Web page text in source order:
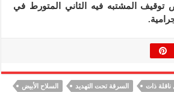
توقيف المشتبه فيه الثاني المتورط في
ناقلة ذات السرقة تحت التهديد
السلاح الأبيض